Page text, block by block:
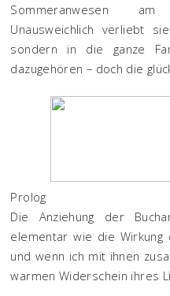
Sommeranwesen am
Unausweichlich verliebt
sondern in die ganze
dazugehören – doch die
Prolog
Die Anziehung der
elementar wie die
und wenn ich mit ihnen
warmen Widerschein ihres